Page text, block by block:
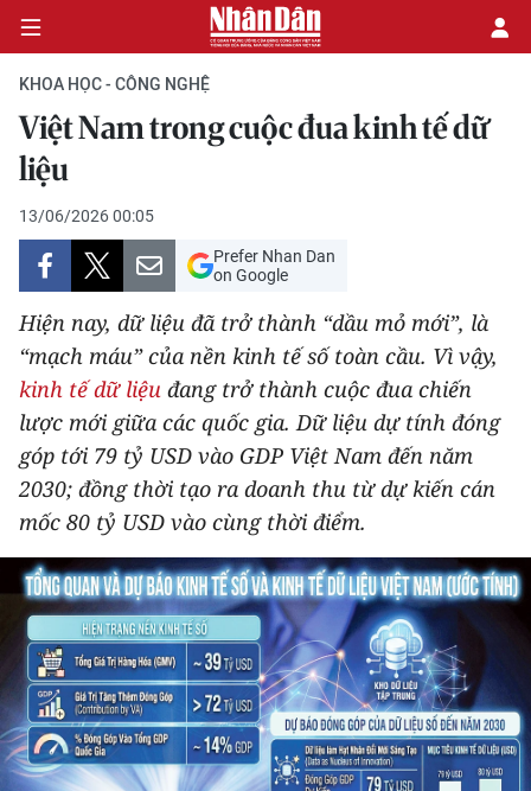
CHÍNH TRỊ
KINH TẾ
VĂN HÓA
XÃ HỘI
PHÁP LUẬT
DU LỊCH
THẾ GIỚI
THỂ THAO
GIÁO DỤC
Y TẾ
KHOA HỌC - CÔNG NGHỆ
KHOA HỌC - CÔNG NGHỆ
Việt Nam trong cuộc đua kinh tế dữ
liệu
13/06/2026 00:05
Prefer Nhan Dan
on Google
Hiện nay, dữ liệu đã trở thành “dầu mỏ mới”, là
“mạch máu” của nền kinh tế số toàn cầu. Vì vậy,
kinh tế dữ liệu đang trở thành cuộc đua chiến
lược mới giữa các quốc gia. Dữ liệu dự tính đóng
góp tới 79 tỷ USD vào GDP Việt Nam đến năm
2030; đồng thời tạo ra doanh thu từ dự kiến cán
mốc 80 tỷ USD vào cùng thời điểm.